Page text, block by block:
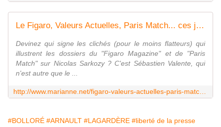
Le Figaro, Valeurs Actuelles, Paris Match... ces journaux qui servent d'album photo à Sarkozy
Devinez qui signe les clichés (pour le moins flatteurs) qui
illustrent les dossiers du "Figaro Magazine" et de "Paris
Match" sur Nicolas Sarkozy ? C'est Sébastien Valente, qui
n'est autre que le ...
#BOLLORÉ #ARNAULT #LAGARDÈRE #liberté de la presse